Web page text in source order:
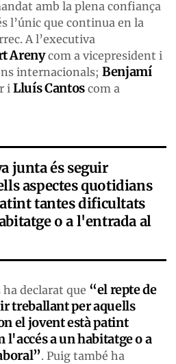
amb la plena confiança
l’únic que continua en la
A l’executiva
Arenycom a vicepresident i
internacionals; Benjamí
i Lluís Cantoscom a
junta és seguir
aspectes quotidians
tantes dificultats
o a l'entrada al
declarat que “el repte de
treballant per aquells
el jovent està patint
a un habitatge o a
. Puig també ha